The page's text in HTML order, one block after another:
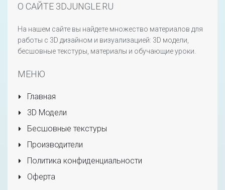
О САЙТЕ 3DJUNGLE.RU
На нашем сайте вы найдете множество материалов для
работы с 3D дизайном и визуализацией: 3D модели,
бесшовные текстуры, материалы и обучающие уроки.
МЕНЮ
Главная
3D Модели
Бесшовные текстуры
Производители
Политика конфиденциальности
Оферта